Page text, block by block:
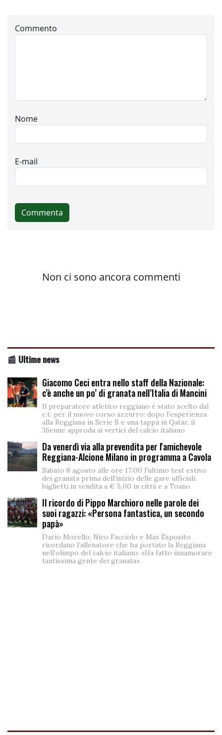
📰 Ultime news
Giacomo Ceci entra nello staff della Nazionale:
c’è anche un po’ di granata nell’Italia di Mancini
Il preparatore atletico reggiano è stato scelto dal
c.t. per il nuovo corso azzurro: dopo l’esperienza
alla Reggiana in Serie B e una tappa in Qatar, il
36enne approda ai vertici del calcio italiano
Da venerdì via alla prevendita per l'amichevole
Reggiana-Alcione Milano in programma a Cavola
Sabato 8 agosto alle ore 17:00 l'ultimo test estivo
dei granata prima dell'inizio delle gare ufficiali:
biglietti in vendita a € 5,00 in città e a Toano
Il ricordo di Pippo Marchioro nelle parole dei
suoi ragazzi: «Persona fantastica, un secondo
papà»
Dario Morello, Nico Facciolo e Max Esposito
ricordano l’allenatore che ha portato la Reggiana
nell’olimpo del calcio italiano: «Ha fatto innamorare
tantissima gente dei granata»